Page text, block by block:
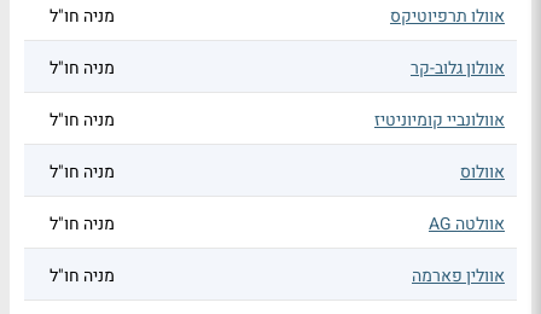
אוולו תרפיוטיקס מניה חו"ל
אוולון גלוב-קר מניה חו"ל
אוולונביי קומיוניטיז מניה חו"ל
אוולוס מניה חו"ל
אוולטה AG מניה חו"ל
אוולין פארמה מניה חו"ל